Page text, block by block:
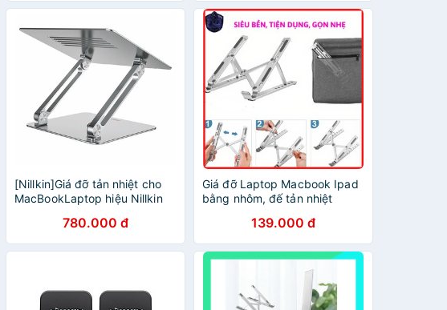
[Nillkin]Giá đỡ tản nhiệt cho
MacBookLaptop hiệu Nillkin
Stand (Laptop 9inch -
17inch)Max12
780.000 đ
Giá đỡ Laptop Macbook Ipad
bằng nhôm, đế tản nhiệt
139.000 đ